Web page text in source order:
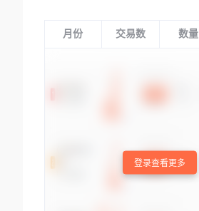
月份 交易数 数量
登录查看更多